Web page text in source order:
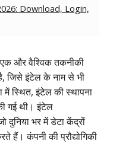
Download, Login,
एक और वैश्विक तकनीकी
जिसे इंटेल के नाम से भी
में स्थित, इंटेल की स्थापना
गई थी। इंटेल
दुनिया भर में डेटा केंद्रों
हैं। कंपनी की प्रौद्योगिकी